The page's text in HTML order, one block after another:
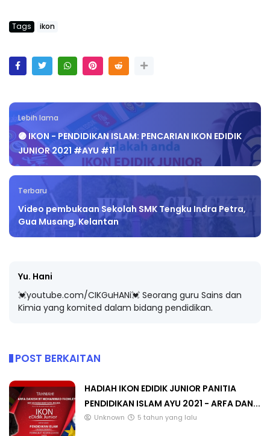
Tags ikon
Lebih lama
🟣 IKON - PENDIDIKAN ISLAM: PENCARIAN IKON EDIDIK
JUNIOR 2021 #AYU #11
Terbaru
Video pembukaan Sekolah SMK Tengku Indra Petra,
Gua Musang, Kelantan
Yu. Hani
💓youtube.com/CIKGuHANi💓 Seorang guru Sains dan
Kimia yang komited dalam bidang pendidikan.
POST BERKAITAN
HADIAH IKON EDIDIK JUNIOR PANITIA
PENDIDIKAN ISLAM AYU 2021 - ARFA DAN...
Unknown 5 tahun yang lalu